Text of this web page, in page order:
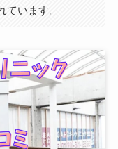
います。